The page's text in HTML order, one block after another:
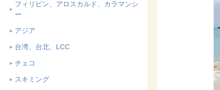
フィリピン、アロスカルド、カラマンシ
ー
アジア
台湾、台北、LCC
チェコ
スキミング